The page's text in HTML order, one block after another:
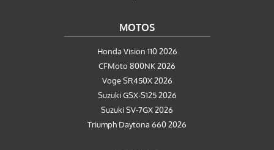
MOTOS
Honda Vision 110 2026
CFMoto 800NK 2026
Voge SR450X 2026
Suzuki GSX-S125 2026
Suzuki SV-7GX 2026
Triumph Daytona 660 2026